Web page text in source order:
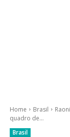
Home Brasil
quadro de...
Brasil